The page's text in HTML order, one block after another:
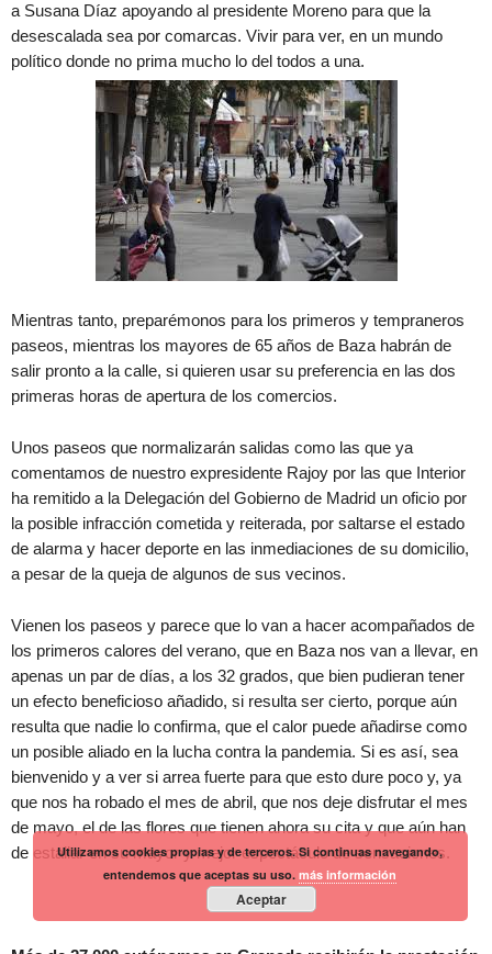
a Susana Díaz apoyando al presidente Moreno para que la
desescalada sea por comarcas. Vivir para ver, en un mundo
político donde no prima mucho lo del todos a una.
Mientras tanto, preparémonos para los primeros y tempraneros
paseos, mientras los mayores de 65 años de Baza habrán de
salir pronto a la calle, si quieren usar su preferencia en las dos
primeras horas de apertura de los comercios.
Unos paseos que normalizarán salidas como las que ya
comentamos de nuestro expresidente Rajoy por las que Interior
ha remitido a la Delegación del Gobierno de Madrid un oficio por
la posible infracción cometida y reiterada, por saltarse el estado
de alarma y hacer deporte en las inmediaciones de su domicilio,
a pesar de la queja de algunos de sus vecinos.
Vienen los paseos y parece que lo van a hacer acompañados de
los primeros calores del verano, que en Baza nos van a llevar, en
apenas un par de días, a los 32 grados, que bien pudieran tener
un efecto beneficioso añadido, si resulta ser cierto, porque aún
resulta que nadie lo confirma, que el calor puede añadirse como
un posible aliado en la lucha contra la pandemia. Si es así, sea
bienvenido y a ver si arrea fuerte para que esto dure poco y, ya
que nos ha robado el mes de abril, que nos deje disfrutar el mes
de mayo, el de las flores que tienen ahora su cita y que aún han
de estallar en su mayor y mejor espectáculo de sensaciones.
Utilizamos cookies propias y de terceros. Si continuas navegando,
entendemos que aceptas su uso.más información
Aceptar